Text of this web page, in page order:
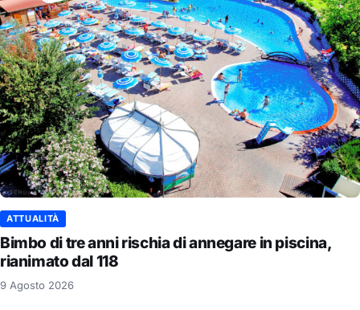
ATTUALITÀ
Bimbo di tre anni rischia di annegare in piscina,
rianimato dal 118
9 Agosto 2026